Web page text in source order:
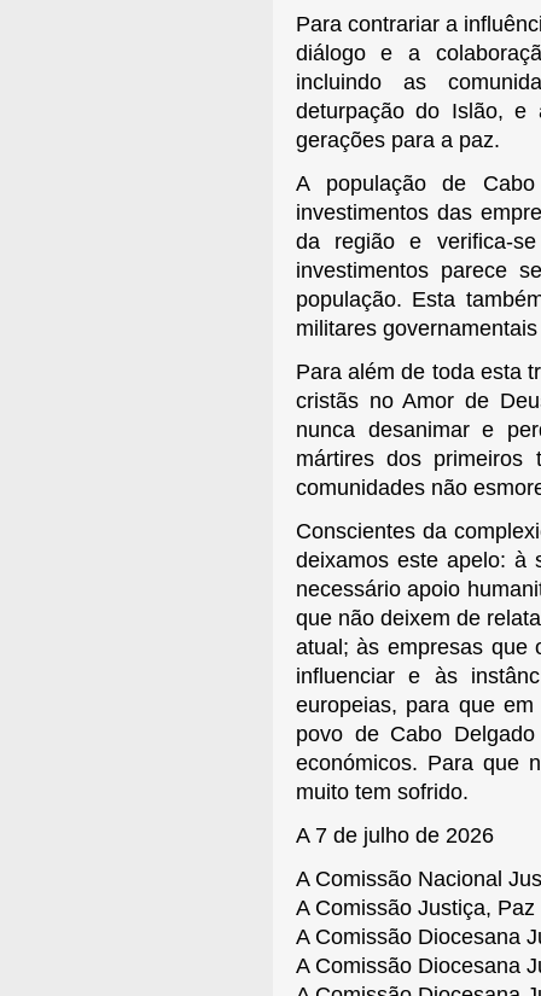
Para contrariar a
diálogo e a
incluindo as
deturpação do Islão, e
gerações para a paz.
A população de
investimentos das
da região e verifica-
investimentos parece
população. Esta
militares
Para além de toda esta
cristãs no Amor de
nunca desanimar e
mártires dos primeiros
comunidades não
Conscientes da
deixamos este apelo: à
necessário apoio
que não deixem de
atual; às empresas que
influenciar e às
europeias, para que
povo de Cabo
económicos. Para que
muito tem sofrido.
A 7 de julho de 2026
A Comissão Nacional
A Comissão Justiça,
A Comissão Diocesana
A Comissão Diocesana